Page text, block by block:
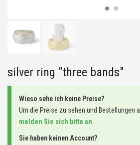
silver ring "three bands"
Wieso sehe ich keine Preise?
Um die Preise zu sehen und Bestellungen
melden Sie sich bitte an.
Sie haben keinen Account?